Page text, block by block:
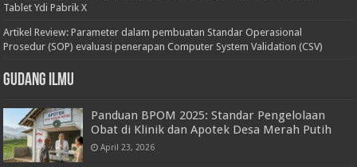
Tablet Ydi Pabrik X
Artikel Review: Parameter dalam pembuatan Standar Operasional
Prosedur (SOP) evaluasi penerapan Computer System Validation (CSV)
Gudang Ilmu
Panduan BPOM 2025: Standar Pengelolaan
Obat di Klinik dan Apotek Desa Merah Putih
April 23, 2026